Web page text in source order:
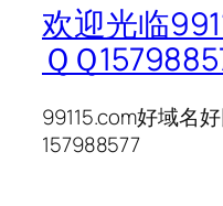
欢迎光临
ＱＱ
99115.com好域名
157988577